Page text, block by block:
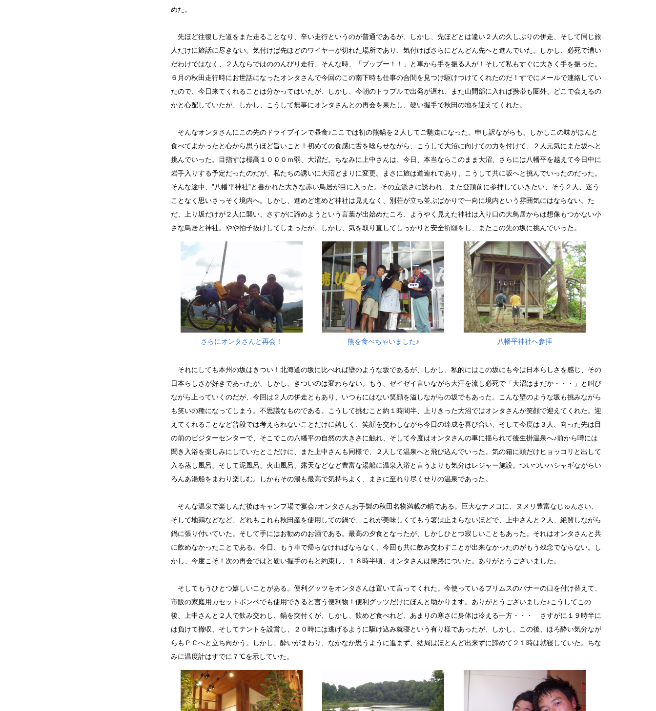
めた。
先ほど往復した道をまた走ることなり、辛い走行というのが普通であるが、しかし、先ほどとは違い２人の久しぶりの併走、そして同じ旅
人だけに旅話に尽きない。気付けば先ほどのワイヤーが切れた場所であり、気付けばさらにどんどん先へと進んでいた。しかし、必死で漕い
だわけではなく、２人ならではののんびり走行、そんな時、「プップー！！」と車から手を振る人が！そして私もすぐに大きく手を振った。
６月の秋田走行時にお世話になったオンタさんで今回のこの南下時も仕事の合間を見つけ駆けつけてくれたのだ！すでにメールで連絡してい
たので、今日来てくれることは分かってはいたが、しかし、今朝のトラブルで出発が遅れ、また山間部に入れば携帯も圏外、どこで会えるの
かと心配していたが、しかし、こうして無事にオンタさんとの再会を果たし、硬い握手で秋田の地を迎えてくれた。
そんなオンタさんにこの先のドライブインで昼食♪ここでは初の熊鍋を２人してご馳走になった。申し訳ながらも、しかしこの味がほんと
食べてよかったと心から思うほど旨いこと！初めての食感に舌を唸らせながら、こうして大沼に向けての力を付けて、２人元気にまた坂へと
挑んでいった。目指すは標高１０００ｍ弱、大沼だ。ちなみに上中さんは、今日、本当ならこのまま大沼、さらには八幡平を越えて今日中に
岩手入りする予定だったのだが、私たちの誘いに大沼どまりに変更。まさに旅は道連れであり、こうして共に坂へと挑んでいったのだった。
そんな途中、”八幡平神社”と書かれた大きな赤い鳥居が目に入った。その立派さに誘われ、また登頂前に参拝していきたい、そう２人、迷う
ことなく思いさっそく境内へ。しかし、進めど進めど神社は見えなく、別荘が立ち並ぶばかりで一向に境内という雰囲気にはならない。た
だ、上り坂だけが２人に襲い、さすがに諦めようという言葉が出始めたころ、ようやく見えた神社は入り口の大鳥居からは想像もつかない小
さな鳥居と神社。やや拍子抜けしてしまったが、しかし、気を取り直してしっかりと安全祈願をし、またこの先の坂に挑んでいった。
さらにオンタさんと再会！ 熊を食べちゃいました♪ 八幡平神社へ参拝
それにしても本州の坂はきつい！北海道の坂に比べれば壁のような坂であるが、しかし、私的にはこの坂にも今は日本らしさを感じ、その
日本らしさが好きであったが、しかし、きついのは変わらない。もう、ゼイゼイ言いながら大汗を流し必死で「大沼はまだか・・・」と叫び
ながら上っていくのだが、今回は２人の併走ともあり、いつもにはない笑顔を溢しながらの坂でもあった。こんな壁のような坂も挑みながら
も笑いの種になってしまう。不思議なものである。こうして挑むこと約１時間半、上りきった大沼ではオンタさんが笑顔で迎えてくれた。迎
えてくれることなど普段では考えられないことだけに嬉しく、笑顔を交わしながら今日の達成を喜び合い、そして今度は３人、向った先は目
の前のビジターセンターで、そこでこの八幡平の自然の大きさに触れ、そして今度はオンタさんの車に揺られて後生掛温泉へ♪前から噂には
聞き入浴を楽しみにしていたとこだけに、また上中さんも同様で、２人して温泉へと飛び込んでいった。気の箱に頭だけヒョッコリと出して
入る蒸し風呂、そして泥風呂、火山風呂、露天などなど豊富な湯船に温泉入浴と言うよりも気分はレジャー施設。ついついハシャギながらい
ろんあ湯船をまわり楽しむ。しかもその湯も最高で気持ちよく、まさに至れり尽くせりの温泉であった。
そんな温泉で楽しんだ後はキャンプ場で宴会♪オンタさんお手製の秋田名物満載の鍋である。巨大なナメコに、ヌメリ豊富なじゅんさい、
そして地鶏などなど、どれもこれも秋田産を使用しての鍋で、これが美味しくてもう箸は止まらないほどで、上中さんと２人、絶賛しながら
鍋に張り付いていた。そして手にはお勧めのお酒である。最高の夕食となったが、しかしひとつ寂しいこともあった。それはオンタさんと共
に飲めなかったことである。今日、もう車で帰らなければならなく、今回も共に飲み交わすことが出来なかったのがもう残念でならない。し
かし、今度こそ！次の再会ではと硬い握手のもと約束し、１８時半頃、オンタさんは帰路についた。ありがとうございました。
そしてもうひとつ嬉しいことがある。便利グッツをオンタさんは置いて言ってくれた。今使っているプリムスのバナーの口を付け替えて、
市販の家庭用カセットボンベでも使用できると言う便利物！便利グッツだけにほんと助かります。ありがとうございました♪こうしてこの
後、上中さんと２人で飲み交わし、鍋を突付くが、しかし、飲めど食べれど、あまりの寒さに身体は冷える一方・・・ さすがに１９時半に
は負けて撤収、そしてテントを設営し、２０時には逃げるように駆け込み就寝という有り様であったが、しかし、この後、ほろ酔い気分なが
らもＰＣへと立ち向かう。しかし、酔いがまわり、なかなか思うように進まず、結局はほとんど出来ずに諦めて２１時は就寝していた。ちな
みに温度計はすでに７℃を示していた。